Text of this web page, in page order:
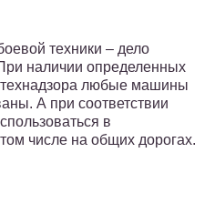
техники – дело
наличии определенных
любые машины
А при соответствии
в
числе на общих дорогах.